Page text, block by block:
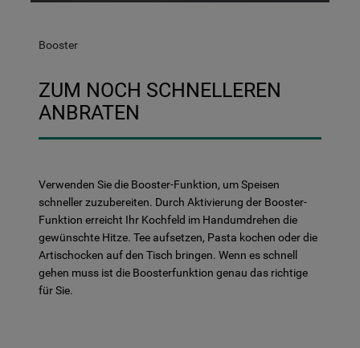
Booster
ZUM NOCH SCHNELLEREN
ANBRATEN
Verwenden Sie die Booster-Funktion, um Speisen
schneller zuzubereiten. Durch Aktivierung der Booster-
Funktion erreicht Ihr Kochfeld im Handumdrehen die
gewünschte Hitze. Tee aufsetzen, Pasta kochen oder die
Artischocken auf den Tisch bringen. Wenn es schnell
gehen muss ist die Boosterfunktion genau das richtige
für Sie.